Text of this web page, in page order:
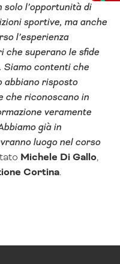
l’opportunità di
sportive, ma anche
l’esperienza
superano le sfide
Siamo contenti che
abbiano risposto
che riconoscano in
veramente
già in
luogo nel corso
Michele Di Gallo,
Cortina.